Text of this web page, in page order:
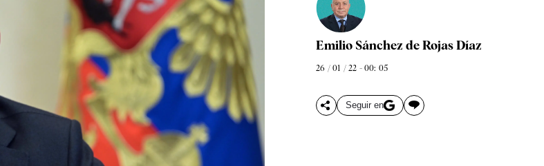
Emilio Sánchez de Rojas Díaz
26 / 01 / 22 - 00: 05
Seguir en